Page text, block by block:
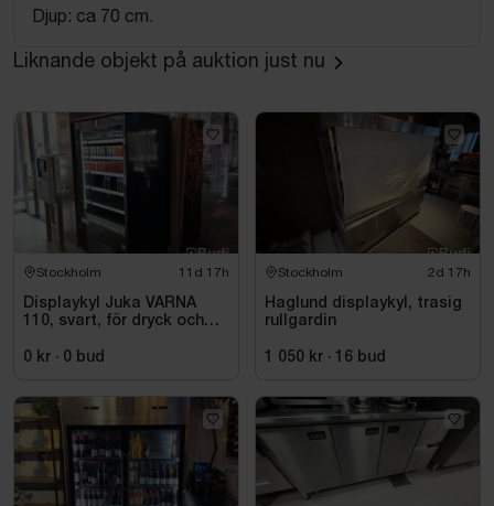
Djup: ca 70 cm.
Liknande objekt på auktion just nu
Stockholm 11d 17h
Displaykyl Juka VARNA
110, svart, för dryck och
0 kr · 0 bud
Stockholm 2d 17h
Haglund displaykyl, trasig
rullgardin
1 050 kr · 16 bud